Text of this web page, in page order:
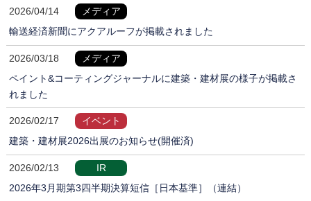
2026/04/14
メディア
輸送経済新聞にアクアルーフが掲載されました
2026/03/18
メディア
ペイント&コーティングジャーナルに建築・建材展の様子が掲載さ
れました
2026/02/17
イベント
建築・建材展2026出展のお知らせ(開催済)
2026/02/13
IR
2026年3月期第3四半期決算短信［日本基準］（連結）